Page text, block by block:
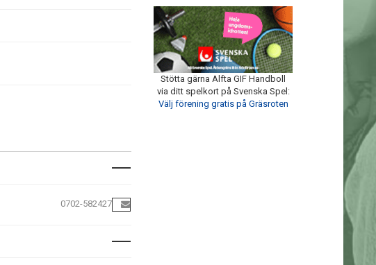
0702-582427
Stötta gärna Alfta GIF Handboll
via ditt spelkort på Svenska Spel:
Välj förening gratis på Gräsroten